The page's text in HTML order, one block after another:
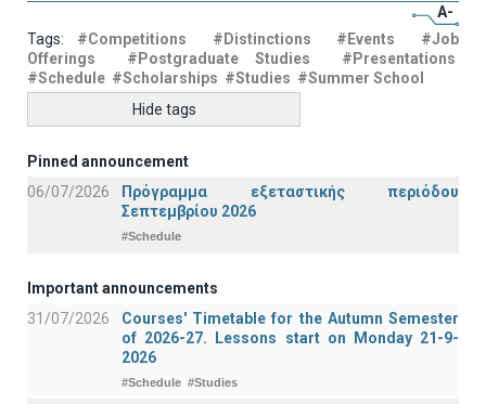
A-
Tags: #Competitions #Distinctions #Events
#Job
Offerings
#Postgraduate Studies
#Presentations
#Schedule #Scholarships #Studies #Summer School
Hide tags
Pinned announcement
06/07/2026
Πρόγραμμα εξεταστικής περιόδου
Σεπτεμβρίου 2026
#Schedule
Important announcements
31/07/2026
Courses' Timetable for the Autumn Semester
of 2026-27. Lessons start on Monday 21-9-
2026
#Schedule #Studies